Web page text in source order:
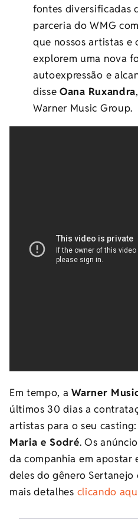
fontes diversificadas
parceria do WMG
que nossos artistas e
explorem uma nova
autoexpressão e
disseOana Ruxandra
Warner Music Group.
Em tempo, aWarner
últimos 30 dias a
artistas para o seu casting:
Maria e Sodré. Os
da companhia em apostar
deles do gênero Sertanejo
mais detalhes clicando